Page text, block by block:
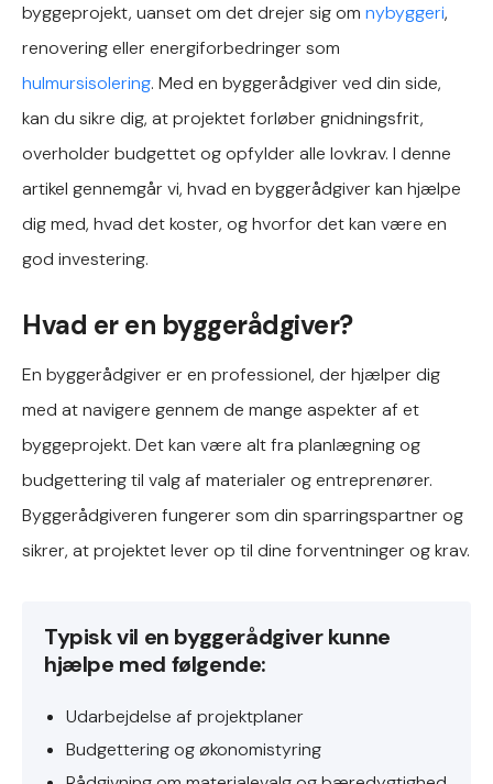
byggeprojekt, uanset om det drejer sig om nybyggeri,
renovering eller energiforbedringer som
hulmursisolering. Med en byggerådgiver ved din side,
kan du sikre dig, at projektet forløber gnidningsfrit,
overholder budgettet og opfylder alle lovkrav. I denne
artikel gennemgår vi, hvad en byggerådgiver kan hjælpe
dig med, hvad det koster, og hvorfor det kan være en
god investering.
Hvad er en byggerådgiver?
En byggerådgiver er en professionel, der hjælper dig
med at navigere gennem de mange aspekter af et
byggeprojekt. Det kan være alt fra planlægning og
budgettering til valg af materialer og entreprenører.
Byggerådgiveren fungerer som din sparringspartner og
sikrer, at projektet lever op til dine forventninger og krav.
Typisk vil en byggerådgiver kunne
hjælpe med følgende:
Udarbejdelse af projektplaner
Budgettering og økonomistyring